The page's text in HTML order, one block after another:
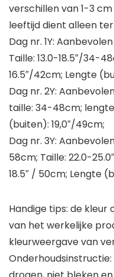
verschillen van 1-3
leeftijd dient alleen
Dag nr. 1Y:
Taille: 13.0-18.5″/34-
16.5″/42cm; Lengte
Dag nr. 2Y:
taille: 34-48cm;
(buiten): 19,0″/49cm;
Dag nr. 3Y:
58cm; Taille: 22.0-
18.5″ / 50cm; Lengte
Handige tips: de kleur
van het werkelijke
kleurweergave van